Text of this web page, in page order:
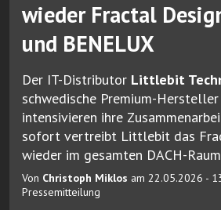
wieder Fractal
und BENELUX
Der IT-Distributor Littlebit
schwedische Premium-Hersteller
intensivieren ihre
sofort vertreibt Littlebit das
wieder im gesamten DACH-
Von Christoph Miklos am 22.05.2026 -
Pressemitteilung